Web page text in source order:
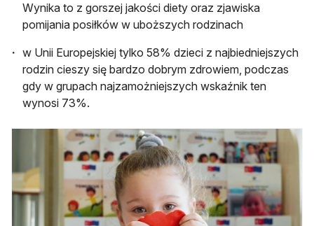
Wynika to z gorszej jakości diety oraz zjawiska
pomijania posiłków w uboższych rodzinach
w Unii Europejskiej tylko 58% dzieci z najbiedniejszych
rodzin cieszy się bardzo dobrym zdrowiem, podczas
gdy w grupach najzamożniejszych wskaźnik ten
wynosi 73%.